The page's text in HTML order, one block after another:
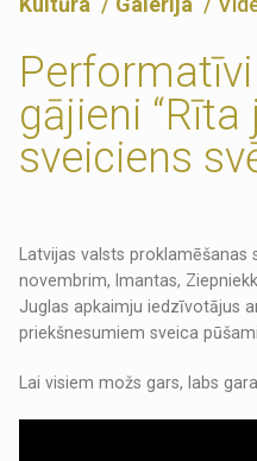
gājieni “Rīta
sveiciens
Latvijas valsts
novembrim, Imantas,
Juglas apkaimju iedzīvotājus
priekšnesumiem sveica
Lai visiem možs gars, labs